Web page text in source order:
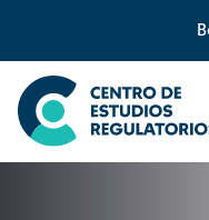
Búsqueda
Seleccione país